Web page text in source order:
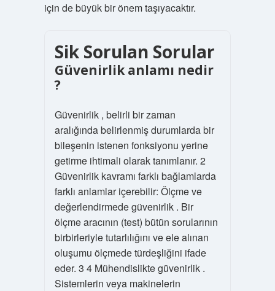
için de büyük bir önem taşıyacaktır.
Sik Sorulan Sorular
Güvenirlik anlamı nedir
?
Güvenirlik , belirli bir zaman
aralığında belirlenmiş durumlarda bir
bileşenin istenen fonksiyonu yerine
getirme ihtimali olarak tanımlanır. 2
Güvenirlik kavramı farklı bağlamlarda
farklı anlamlar içerebilir: Ölçme ve
değerlendirmede güvenirlik . Bir
ölçme aracının (test) bütün sorularının
birbirleriyle tutarlılığını ve ele alınan
oluşumu ölçmede türdeşliğini ifade
eder. 3 4 Mühendislikte güvenirlik .
Sistemlerin veya makinelerin